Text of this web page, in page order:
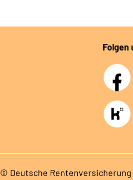
Folgen
Facebook
https://
© Deutsche Rentenversicherung